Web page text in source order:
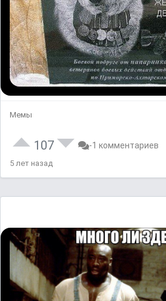
Мемы
107 -1 комментариев
5 лет назад